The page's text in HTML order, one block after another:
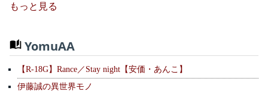
もっと見る
YomuAA
【R-18G】Rance／Stay night【安価・あんこ】
伊藤誠の異世界モノ